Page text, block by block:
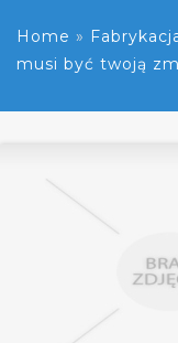
Home »
musi być twoją